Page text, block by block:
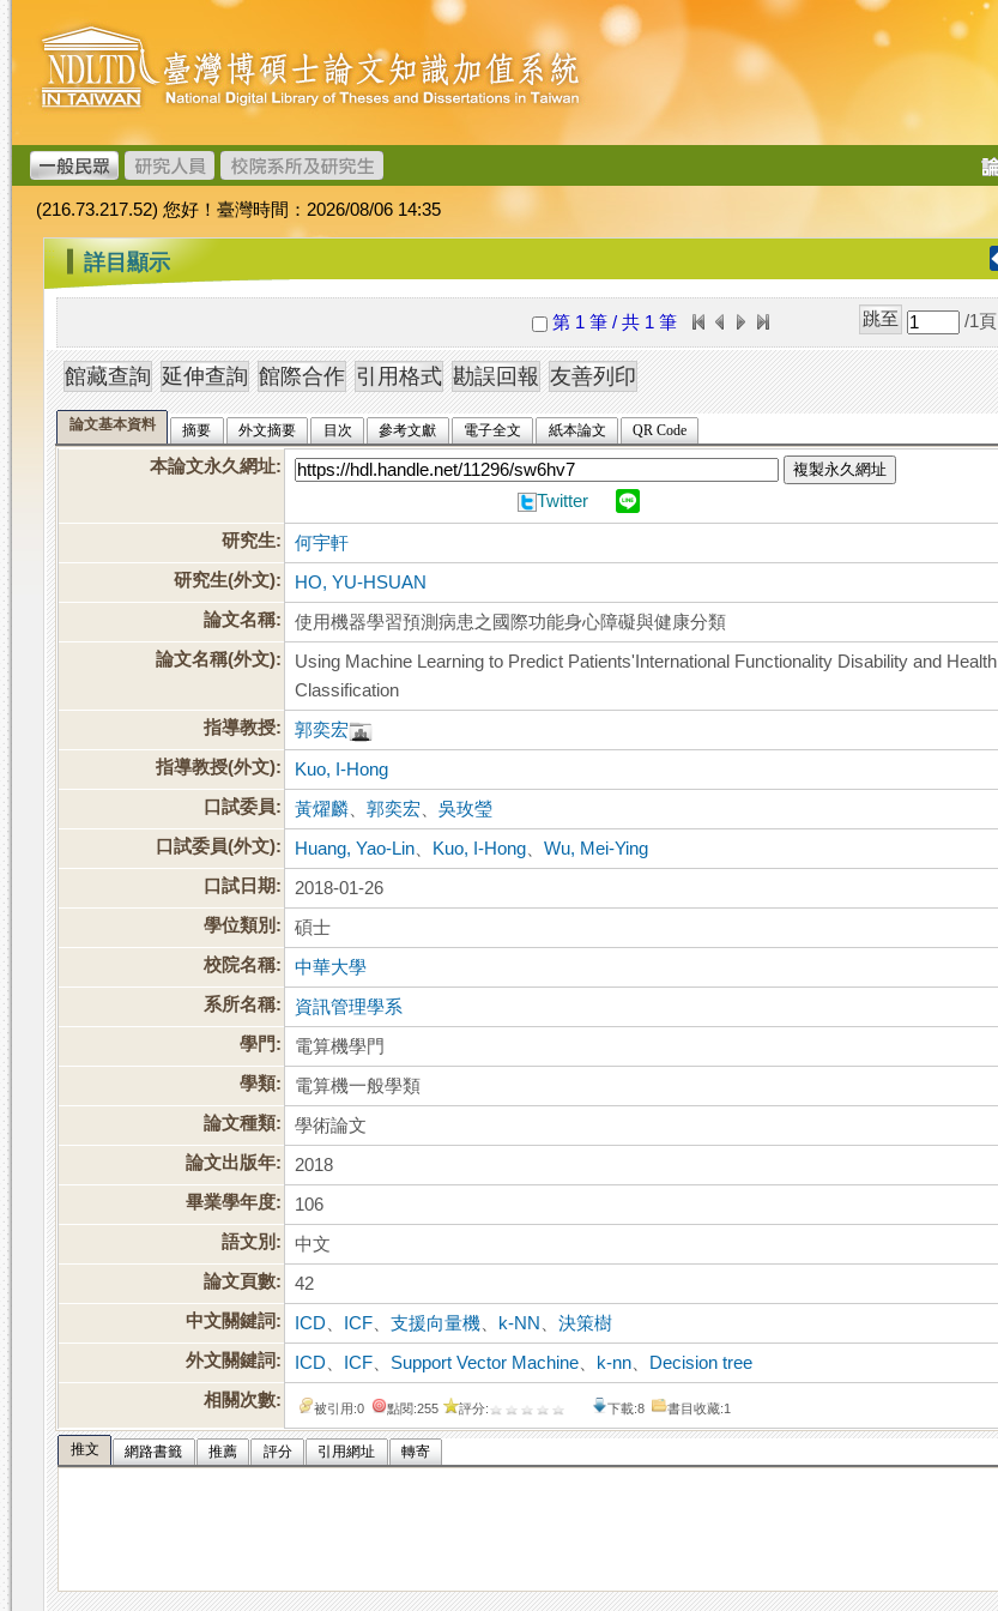
跳
到
主
要
內
容
臺
灣
博
碩
士
論
文
加
值
系
統
導
(216.73.217.52) 您好！臺灣時間：2026/08/06 14:35
::: 詳目顯示
第 1 筆 / 共 1 筆 /1 頁
論文基本資料 摘要 外文摘要 目次 參考文獻 電子全文 紙本論文 QR Code
本論文永久網址: 複製永久網址
Twitter
研究生:
何宇軒
研究生(外文):
HO, YU-HSUAN
論文名稱:
使用機器學習預測病患之國際功能身心障礙與健康分類
論文名稱(外文):
Using Machine Learning to Predict Patients'International Functionality Disability and Health
Classification
指導教授:
郭奕宏
指導教授(外文):
Kuo, I-Hong
口試委員:
黃燿麟 、郭奕宏 、吳玫瑩
口試委員(外文):
Huang, Yao-Lin Kuo, I-Hong 、Wu, Mei-Ying
口試日期:
2018-01-26
學位類別:
碩士
校院名稱:
中華大學
系所名稱:
資訊管理學系
學門:
電算機學門
學類:
電算機一般學類
論文種類:
學術論文
論文出版年:
2018
畢業學年度:
106
語文別:
中文
論文頁數:
42
中文關鍵詞:
ICD ICF 、支援向量機 k-NN 、決策樹
外文關鍵詞:
ICD ICF Support Vector Machine k-nn
Decision tree
相關次數:
被引用:0 點閱:255 評分: 下載:8 書目收藏:1
推文 網路書籤 推薦 評分 引用網址 轉寄